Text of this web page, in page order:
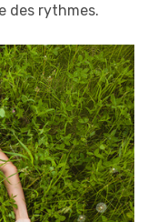
des rythmes.